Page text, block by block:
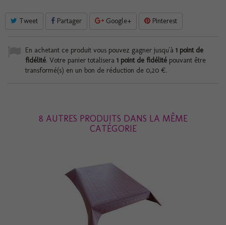
Tweet Partager Google+ Pinterest
En achetant ce produit vous pouvez gagner jusqu'à 1 point de
fidélité. Votre panier totalisera 1 point de fidélité pouvant être
transformé(s) en un bon de réduction de 0,20 €.
8 AUTRES PRODUITS DANS LA MÊME
CATÉGORIE